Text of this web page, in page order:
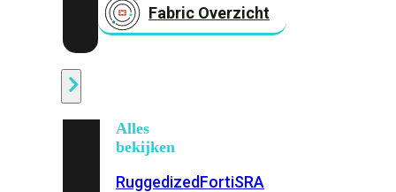
Fabric Overzicht
Alles
bekijken
RuggedizedFortiSRA